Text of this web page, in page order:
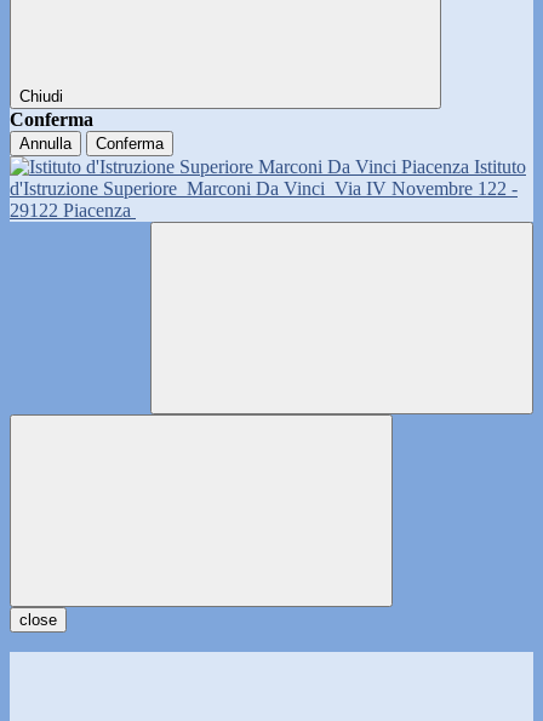
Chiudi
Conferma
Annulla Conferma
Istituto
d'Istruzione Superiore Marconi Da Vinci Via IV Novembre 122 -
29122 Piacenza
close